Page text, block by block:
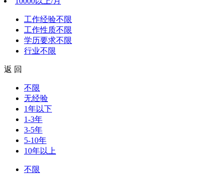
工作经验不限
工作性质不限
学历要求不限
行业不限
返 回
不限
无经验
1年以下
1-3年
3-5年
5-10年
10年以上
不限